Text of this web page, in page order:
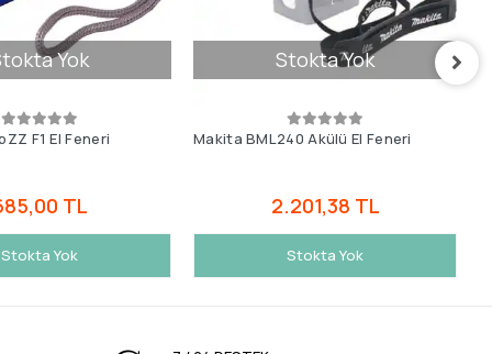
Yok
F1 El Feneri
TL
Stokta Yok
Stokta Yok
Makita BML240 Akülü El Feneri
2.201,38 TL
Stokta Yok